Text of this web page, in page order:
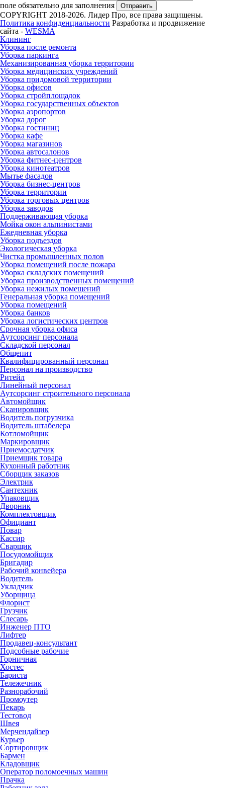
поле обязательно для заполнения
Отправить
COPYRIGHT 2018-2026. Лидер Про, все права защищены.
Политика конфиденциальности Разработка и продвижение
сайта - WESMA
Клининг
Уборка после ремонта
Уборка паркинга
Механизированная уборка территории
Уборка медицинских учреждений
Уборка придомовой территории
Уборка офисов
Уборка стройплощадок
Уборка государственных объектов
Уборка аэропортов
Уборка дорог
Уборка гостиниц
Уборка кафе
Уборка магазинов
Уборка автосалонов
Уборка фитнес-центров
Уборка кинотеатров
Мытье фасадов
Уборка бизнес-центров
Уборка территории
Уборка торговых центров
Уборка заводов
Поддерживающая уборка
Мойка окон альпинистами
Ежедневная уборка
Уборка подъездов
Экологическая уборка
Чистка промышленных полов
Уборка помещений после пожара
Уборка складских помещений
Уборка производственных помещений
Уборка нежилых помещений
Генеральная уборка помещений
Уборка помещений
Уборка банков
Уборка логистических центров
Срочная уборка офиса
Аутсорсинг персонала
Складской персонал
Общепит
Квалифицированный персонал
Персонал на производство
Ритейл
Линейный персонал
Аутсорсинг строительного персонала
Автомойщик
Сканировщик
Водитель погрузчика
Водитель штабелера
Котломойщик
Маркировщик
Приемосдатчик
Приемщик товара
Кухонный работник
Сборщик заказов
Электрик
Сантехник
Упаковщик
Дворник
Комплектовщик
Официант
Повар
Кассир
Сварщик
Посудомойщик
Бригадир
Рабочий конвейера
Водитель
Укладчик
Уборщица
Флорист
Грузчик
Слесарь
Инженер ПТО
Лифтер
Продавец-консультант
Подсобные рабочие
Горничная
Хостес
Бариста
Тележечник
Разнорабочий
Промоутер
Пекарь
Тестовод
Швея
Мерчендайзер
Курьер
Сортировщик
Бармен
Кладовщик
Оператор поломоечных машин
Прачка